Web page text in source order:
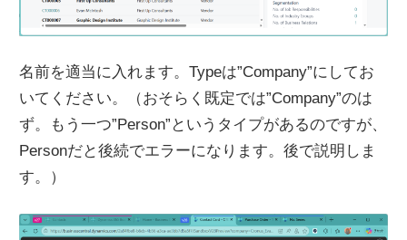
名前を適当に入れます。Typeは”Company”にしてお
いてください。（おそらく既定では”Company”のは
ず。もう一つ”Person”というタイプがあるのですが、
Personだと後続でエラーになります。後で説明しま
す。）